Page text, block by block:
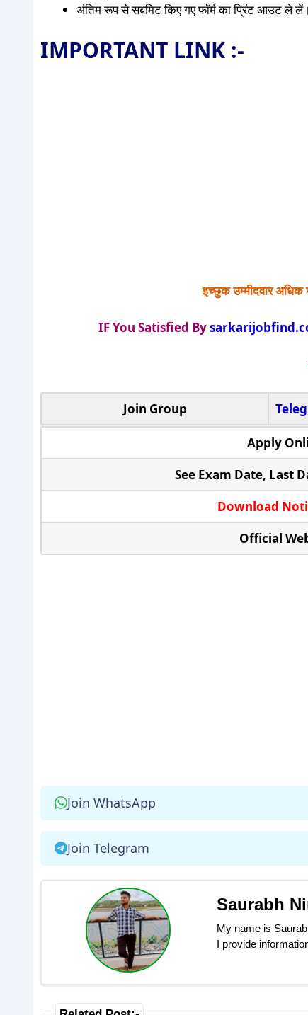
अंतिम रूप से सबमिट किए गए फॉर्म का प्रिंट आउट ले लें।
IMPORTANT LINK :-
इच्छुक उम्मीदवार
IF You Satisfied By
Join Group
Apply
See Exam Date, Last
Download
Official
Join WhatsApp
Join Telegram
Saurabh
My name is
I provide